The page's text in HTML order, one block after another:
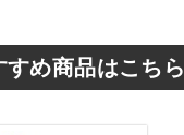
すめ商品はこちら